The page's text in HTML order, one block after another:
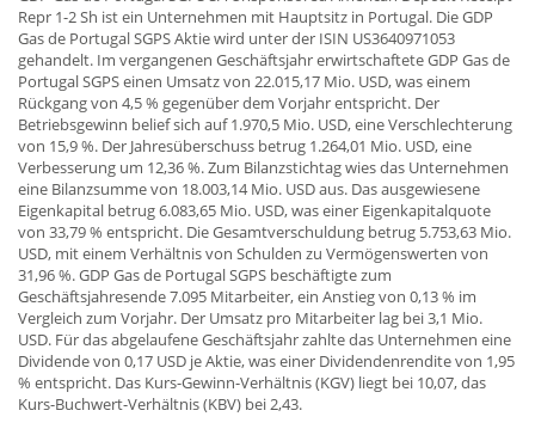
Repr 1-2 Sh ist ein Unternehmen mit Hauptsitz in Portugal. Die GDP
Gas de Portugal SGPS Aktie wird unter der ISIN US3640971053
gehandelt. Im vergangenen Geschäftsjahr erwirtschaftete GDP Gas de
Portugal SGPS einen Umsatz von 22.015,17 Mio. USD, was einem
Rückgang von 4,5 % gegenüber dem Vorjahr entspricht. Der
Betriebsgewinn belief sich auf 1.970,5 Mio. USD, eine Verschlechterung
von 15,9 %. Der Jahresüberschuss betrug 1.264,01 Mio. USD, eine
Verbesserung um 12,36 %. Zum Bilanzstichtag wies das Unternehmen
eine Bilanzsumme von 18.003,14 Mio. USD aus. Das ausgewiesene
Eigenkapital betrug 6.083,65 Mio. USD, was einer Eigenkapitalquote
von 33,79 % entspricht. Die Gesamtverschuldung betrug 5.753,63 Mio.
USD, mit einem Verhältnis von Schulden zu Vermögenswerten von
31,96 %. GDP Gas de Portugal SGPS beschäftigte zum
Geschäftsjahresende 7.095 Mitarbeiter, ein Anstieg von 0,13 % im
Vergleich zum Vorjahr. Der Umsatz pro Mitarbeiter lag bei 3,1 Mio.
USD. Für das abgelaufene Geschäftsjahr zahlte das Unternehmen eine
Dividende von 0,17 USD je Aktie, was einer Dividendenrendite von 1,95
% entspricht. Das Kurs-Gewinn-Verhältnis (KGV) liegt bei 10,07, das
Kurs-Buchwert-Verhältnis (KBV) bei 2,43.